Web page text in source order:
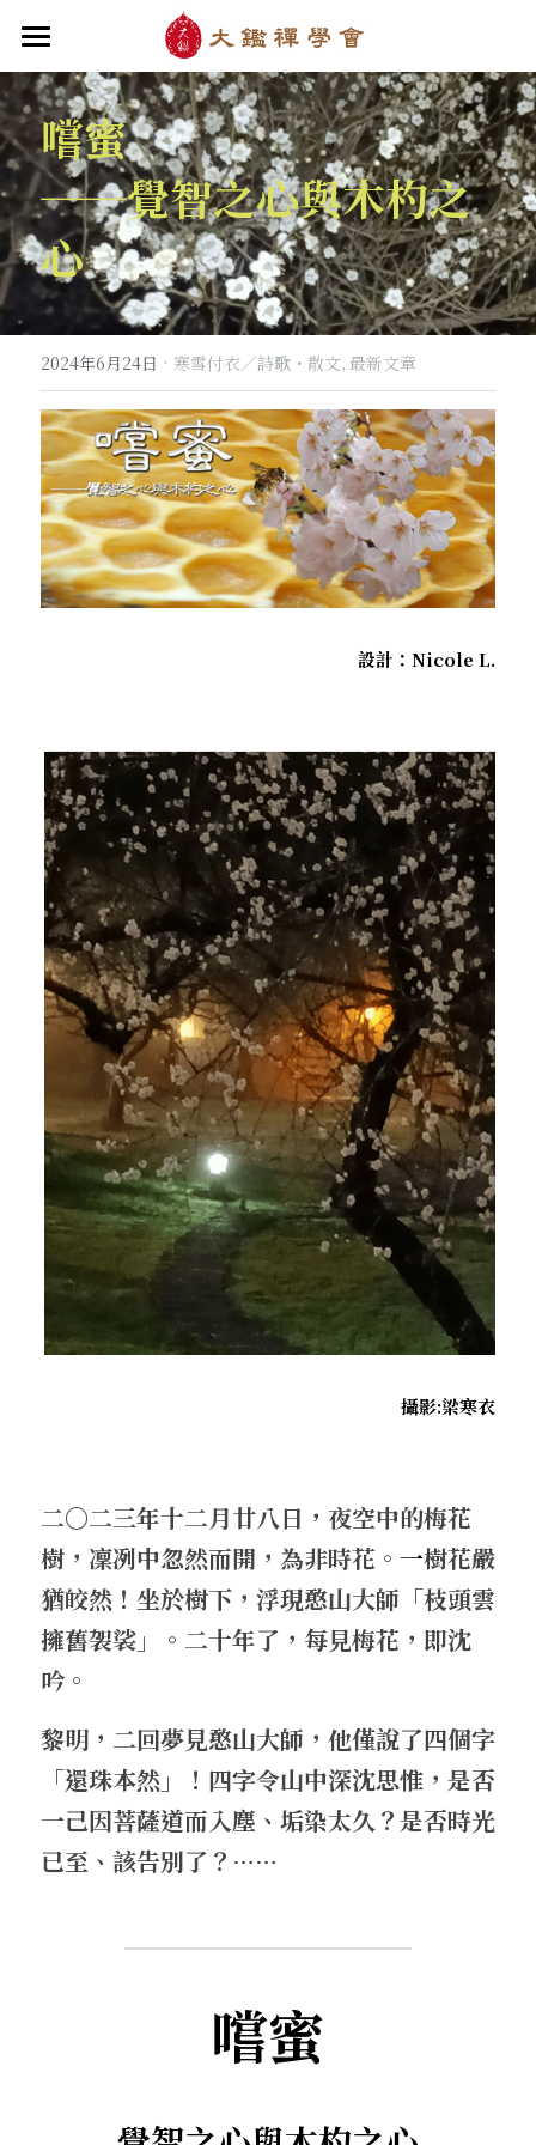
首頁
關於大鑑
成立緣起與宗旨
關於大鑑禪堂
道場內景
入會申請
大鑑導師
禪行者簡介
．梁寒衣
自畫像
．兩座山之間
．華嚴初始
．雨季，兩個旅人
．花開最末
．杏葉詩
．挑戰自我的魅力
．黃昏之悸
．焚不滅的心
．死生流注
．刺桐心木
．中古世紀的殉道者
．聽聽，隔山的道人！
梁寒衣著作（書目/序/評論）
他方之眼（報導/評論/學術研究）
最新消息/課程
芳嚴無涯/消息・活動
行向圓覺/課程・共修
教法/文章/思潮
華嚴智海/教觀、禪觀
宗門之眼/經藏之美
拄杖在手
拄杖在手/論文・演講・座談・開示
拄杖在手/隨身法藏
寒雪付衣/散文・詩歌・偈贊
薔薇與棘原/現代小說・寓言小說・佛化小說
光光交會/導介・轉載
線上聆聽
【道德經】
【勝鬘經】
行道瓔珞
感思與洄瀾
千眼書屋/書籍．作品
搜索
嚐蜜
──覺智之心與木杓之
心
2024年6月24日 · 寒雪付衣／詩歌・散文, 最新文章
設計：Nicole L.
攝影:梁寒衣
二〇二三年十二月廿八日，夜空中的梅花
樹，凜冽中忽然而開，為非時花。 ――一樹花嚴
猶皎然！坐於樹下，浮現憨山大師「枝頭雲
擁舊袈裟」。二十年了，每見梅花，即沈
吟。
黎明，二回夢見憨山大師，他僅說了四個字
「還珠本然」！ 四字令山中深沈思惟，是否
一己因菩薩道而入塵、垢染太久？是否時光
已至、該告別了？……
嚐蜜